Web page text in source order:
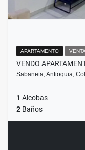
APARTAMENTO VENTA
VENDO
Sabaneta, Antioquia,
1 Alcobas
2 Baños